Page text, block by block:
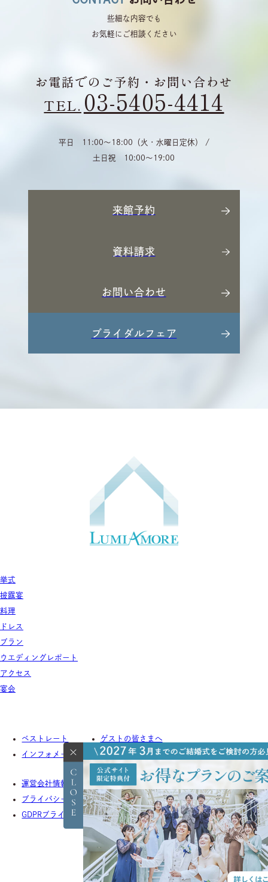
些細な内容でも
お気軽にご相談ください
お電話でのご予約・お問い合わせ
TEL. 03-5405-4414
平日 11:00〜18:00（火・水曜日定休） /
土日祝 10:00〜19:00
来館予約
資料請求
お問い合わせ
ブライダルフェア
挙式
披露宴
料理
ドレス
プラン
ウエディングレポート
アクセス
宴会
ベストレート
ゲストの皆さまへ
インフォメーション
よくあるご質問
運営会社情報
採用情報
プライバシーポリシーお客様対応ポリシー
GDPRプライバシーポリシー